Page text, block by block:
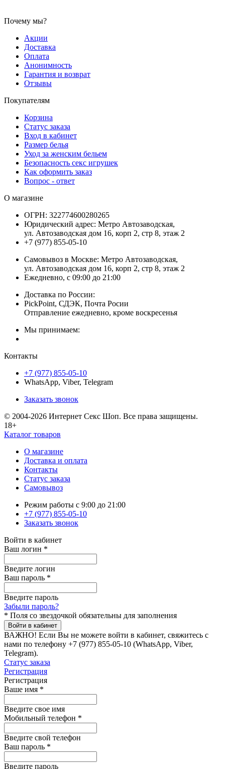
Почему мы?
Акции
Доставка
Оплата
Анонимность
Гарантия и возврат
Отзывы
Покупателям
Корзина
Статус заказа
Вход в кабинет
Размер белья
Уход за женским бельем
Безопасность секс игрушек
Как оформить заказ
Вопрос - ответ
О магазине
ОГРН: 322774600280265
Юридический адрес: Метро Автозаводская,
ул. Автозаводская дом 16, корп 2, стр 8, этаж 2
+7 (977) 855-05-10
Самовывоз в Москве: Метро Автозаводская,
ул. Автозаводская дом 16, корп 2, стр 8, этаж 2
Ежедневно, с 09:00 до 21:00
Доставка по России:
PickPoint, СДЭК, Почта Росии
Отправление ежедневно, кроме воскресенья
Мы принимаем:
Контакты
+7 (977) 855-05-10
WhatsApp, Viber, Telegram
Заказать звонок
© 2004-2026 Интернет Секс Шоп. Все права защищены.
18+
Каталог товаров
О магазине
Доставка и оплата
Контакты
Статус заказа
Самовывоз
Режим работы с 9:00 до 21:00
+7 (977) 855-05-10
Заказать звонок
Войти в кабинет
Ваш логин *
Введите логин
Ваш пароль *
Введите пароль
Забыли пароль?
* Поля со звездочкой обязательны для заполнения
Войти в кабинет
ВАЖНО! Если Вы не можете войти в кабинет, свяжитесь с
нами по телефону +7 (977) 855-05-10 (WhatsApp, Viber,
Telegram).
Статус заказа
Регистрация
Регистрация
Ваше имя *
Введите свое имя
Мобильный телефон *
Введите свой телефон
Ваш пароль *
Введите пароль